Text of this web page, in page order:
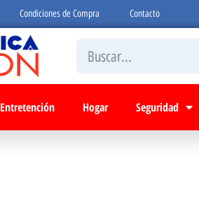
Condiciones de Compra Contacto
Entretención Hogar Seguridad